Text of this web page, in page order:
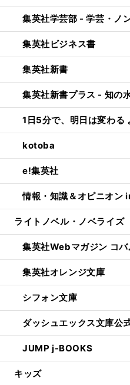
集英社学芸部 - 学芸・ノ
集英社ビジネス書
集英社新書
集英社新書プラス - 知の
1日5分で、明日は変わ
kotoba
e!集英社
情報・知識＆オピニオン
ライトノベル・ノベライズ
集英社Webマガジン コバ
集英社オレンジ文庫
シフォン文庫
ダッシュエックス文庫公
JUMP j-BOOKS
キッズ